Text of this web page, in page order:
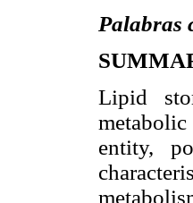
Palabras
Lipid
entity,